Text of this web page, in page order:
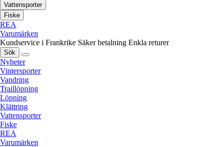
Vattensporter
Fiske
REA
Varumärken
Kundservice i Frankrike Säker betalning Enkla returer
Sök
Nyheter
Vintersporter
Vandring
Traillöpning
Löpning
Klättring
Vattensporter
Fiske
REA
Varumärken